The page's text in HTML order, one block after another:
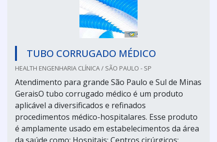
TUBO CORRUGADO MÉDICO
HEALTH ENGENHARIA CLÍNICA / SÃO PAULO - SP
Atendimento para grande São Paulo e Sul de Minas
GeraisO tubo corrugado médico é um produto
aplicável a diversificados e refinados
procedimentos médico-hospitalares. Esse produto
é amplamente usado em estabelecimentos da área